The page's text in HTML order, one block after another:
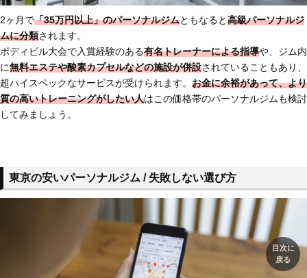
2ヶ月で「35万円以上」のパーソナルジムともなると高級パーソナルジ
ムに分類されます。
ボディビル大会で入賞経験のある有名トレーナーによる指導や、ジム内
に無料エステや酸素カプセルなどの施設が併設されていることもあり、
超ハイスペックなサービスが受けられます。 お金に余裕があって、より
質の高いトレーニングがしたい人はこの価格帯のパーソナルジムも検討
してみましょう。
東京の安いパーソナルジム / 失敗しない選び方
目次に
戻る